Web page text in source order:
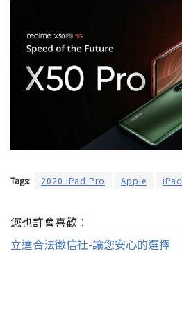
Tags: 2020 iPad Pro Apple iPad
您也許會喜歡：
立達合法徵信社-讓您安心的選擇